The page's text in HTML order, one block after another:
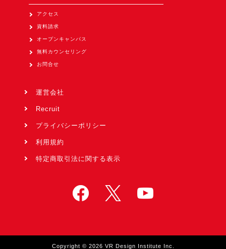
アクセス
資料請求
オープンキャンパス
無料カウンセリング
お問合せ
運営会社
Recruit
プライバシーポリシー
利用規約
特定商取引法に関する表示
Copyright © 2026 VR Design Institute Inc.